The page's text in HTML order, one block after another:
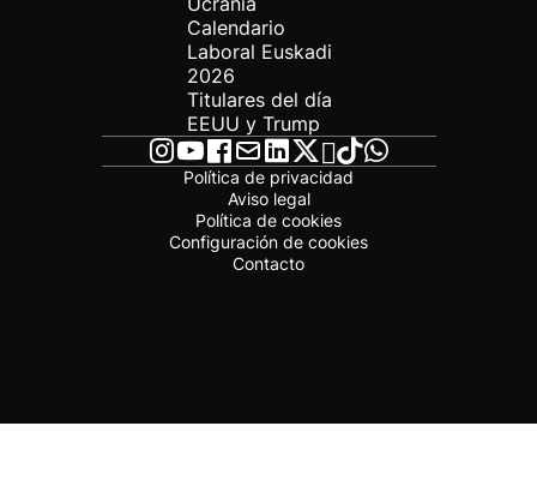
Calendario
Laboral Euskadi
2026
Titulares del día
EEUU y Trump
Política de privacidad
Aviso legal
Política de cookies
Configuración de cookies
Contacto